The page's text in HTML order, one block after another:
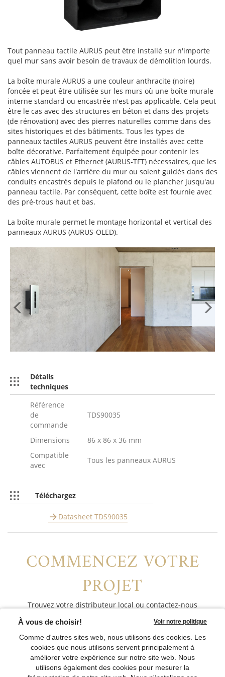
Tout panneau tactile AURUS peut être installé sur n'importe
quel mur sans avoir besoin de travaux de démolition lourds.
La boîte murale AURUS a une couleur anthracite (noire)
foncée et peut être utilisée sur les murs où une boîte murale
interne standard ou encastrée n'est pas applicable. Cela peut
être le cas avec des structures en béton et dans des projets
(de rénovation) avec des pierres naturelles comme dans des
sites historiques et des bâtiments. Tous les types de
panneaux tactiles AURUS peuvent être installés avec cette
boîte décorative. Parfaitement équipée pour contenir les
câbles AUTOBUS et Ethernet (AURUS-TFT) nécessaires, que les
câbles viennent de l'arrière du mur ou soient guidés dans des
conduits encastrés depuis le plafond ou le plancher jusqu'au
panneau tactile. Par conséquent, cette boîte est fournie avec
des pré-trous haut et bas.
La boîte murale permet le montage horizontal et vertical des
panneaux AURUS (AURUS-OLED).
Previous
Détails
techniques
Référence
de
commande
TDS90035
Dimensions
86 x 86 x 36 mm
Compatible
avec
Tous les panneaux AURUS
Téléchargez
Datasheet TDS90035
COMMENCEZ VOTRE
PROJET
Trouvez votre distributeur local ou contactez-nous
CONTACTEZ-NOUS